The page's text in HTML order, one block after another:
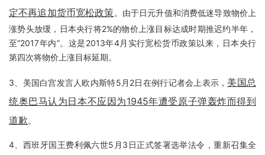
定不再追加货币宽松政策。由于日元升值和消费低迷导致物价上
涨势头放缓，日本央行将2%的物价上涨目标达成时期推迟约半年，
至“2017年内”。这是2013年4月实行宽松货币政策以来，日本央行
第四次将物价上涨目标延期。
3、美国白宫发言人欧内斯特5月2日在例行记者会上表示， 美国总
统奥巴马认为日本不应因为1945年遭受原子弹轰炸而得到
道歉。
4、西班牙国王费利佩六世5月3日正式签署选举法令，重新召集全